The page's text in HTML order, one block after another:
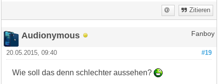
Zitieren
Audionymous Fanboy
#19
20.05.2015, 09:40
Wie soll das denn schlechter aussehen?